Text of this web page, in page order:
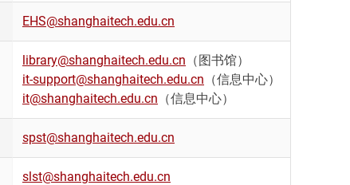
EHS@shanghaitech.edu.cn
library@shanghaitech.edu.cn （图书馆）
it-support@shanghaitech.edu.cn （信息中心）
it@shanghaitech.edu.cn （信息中心）
spst@shanghaitech.edu.cn
slst@shanghaitech.edu.cn